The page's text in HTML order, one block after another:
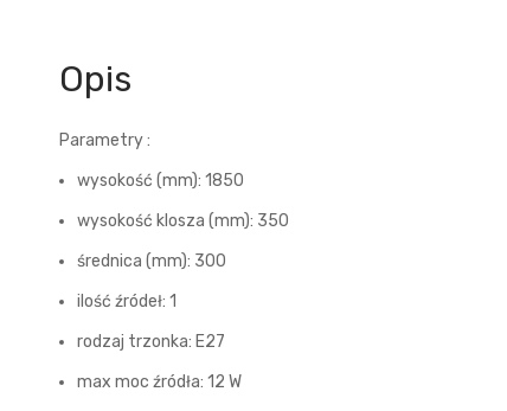
Opis
Parametry :
wysokość (mm): 1850
wysokość klosza (mm): 350
średnica (mm): 300
ilość źródeł: 1
rodzaj trzonka: E27
max moc źródła: 12 W